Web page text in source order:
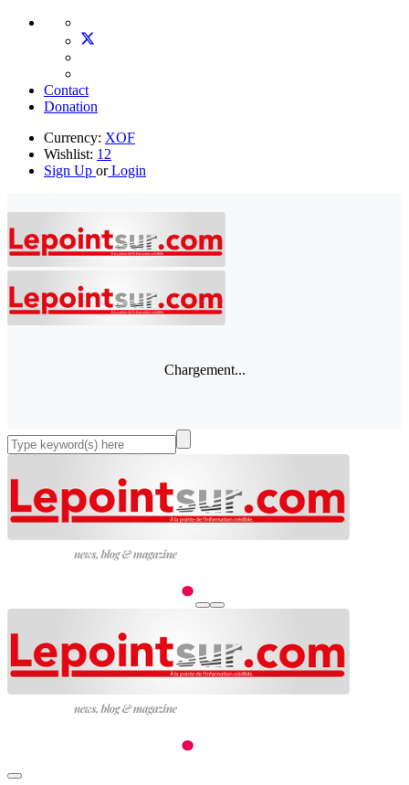
Contact
Donation
Currency: XOF
Wishlist: 12
Sign Up orLogin
Chargement...